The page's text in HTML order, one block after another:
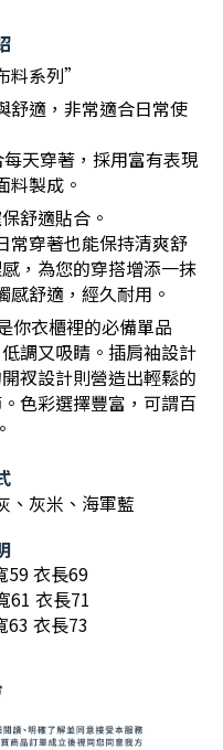
料系列”
舒適，非常適合日常使
天穿著，採用富有表現
料製成。
舒適貼合。
常穿著也能保持清爽舒
，為您的穿搭增添一抹
舒適，經久耐用。
你衣櫃裡的必備單品
調又吸睛。插肩袖設計
衩設計則營造出輕鬆的
色彩選擇豐富，可謂百
、灰米、海軍藍
59 衣長69
61 衣長71
63 衣長73